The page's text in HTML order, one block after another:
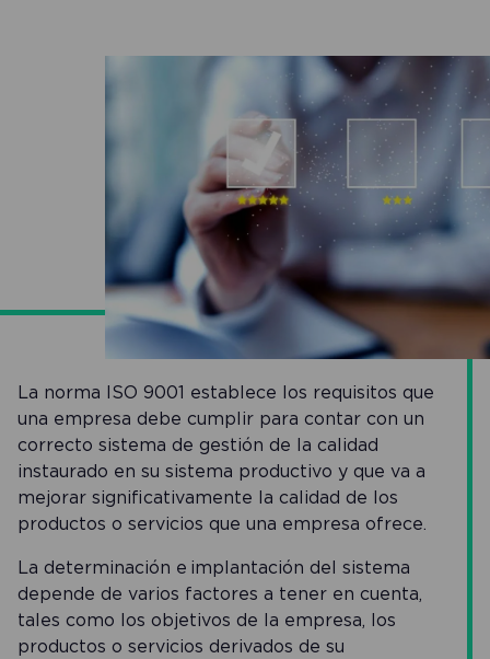
La norma ISO 9001 establece los requisitos que
una empresa debe cumplir para contar con un
correcto sistema de gestión de la calidad
instaurado en su sistema productivo y que va a
mejorar significativamente la calidad de los
productos o servicios que una empresa ofrece.
La determinación e implantación del sistema
depende de varios factores a tener en cuenta,
tales como los objetivos de la empresa, los
productos o servicios derivados de su